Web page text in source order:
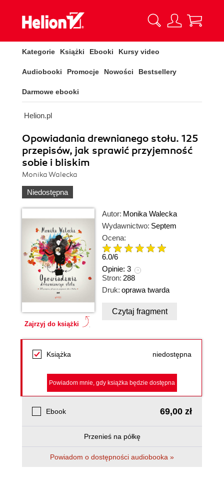
Kategorie Książki Ebooki Kursy video
Audiobooki Promocje Nowości Bestsellery
Darmowe ebooki
Helion.pl
Opowiadania drewnianego stołu. 125
przepisów, jak sprawić przyjemność
sobie i bliskim
Monika Walecka
Niedostępna
Zajrzyj do książki
Autor: Monika Walecka
Wydawnictwo: Septem
Ocena:
6.0/6
Opinie: 3
Stron: 288
Druk: oprawa twarda
Czytaj fragment
Książka niedostępna
Powiadom mnie, gdy książka będzie dostępna
Ebook 69,00 zł
Przenieś na półkę
Powiadom o dostępności audiobooka »